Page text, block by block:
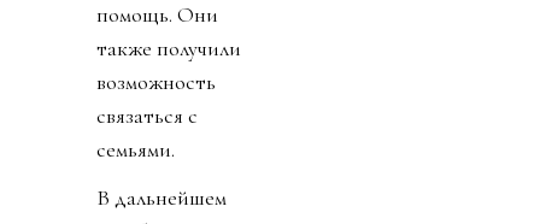
помощь. Они
также получили
возможность
связаться с
семьями.
В дальнейшем